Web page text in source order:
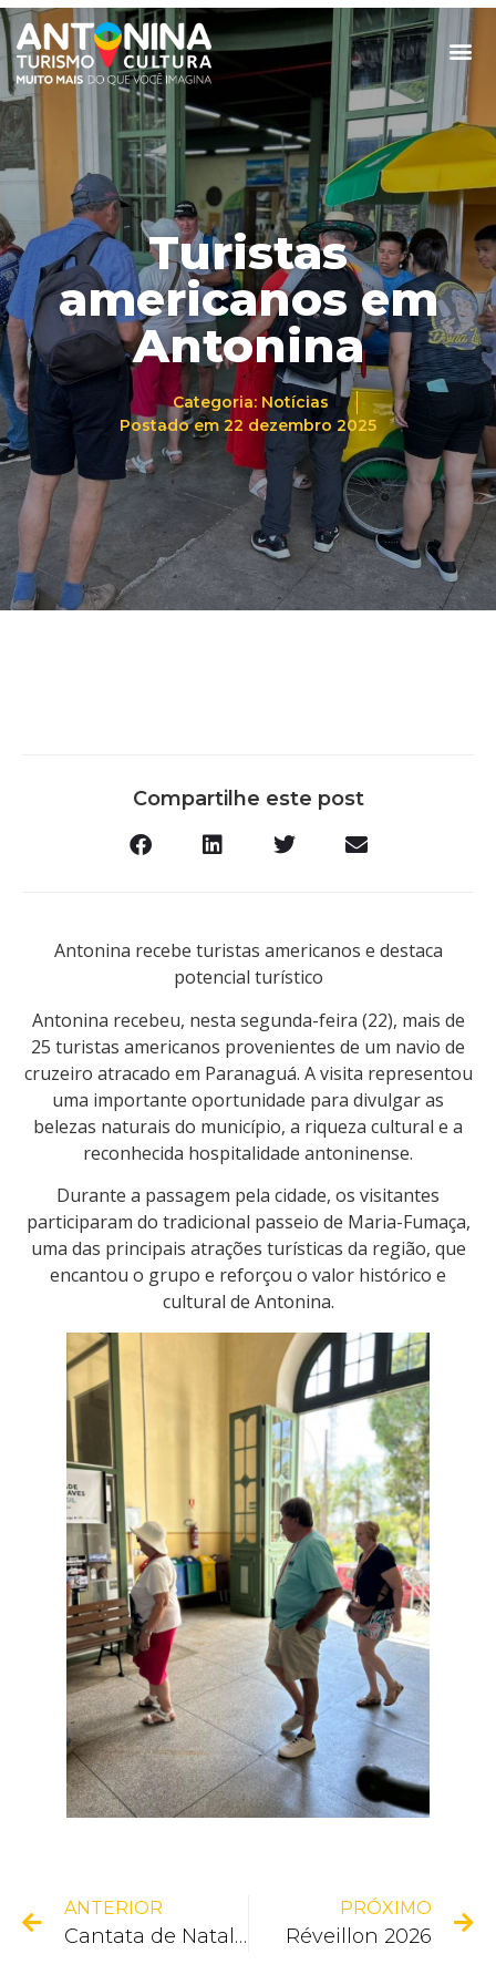
Turistas
americanos em
Antonina
Categoria: Notícias
Postado em 22 dezembro 2025
Compartilhe este post
Antonina recebe turistas americanos e destaca
potencial turístico
Antonina recebeu, nesta segunda-feira (22), mais de
25 turistas americanos provenientes de um navio de
cruzeiro atracado em Paranaguá. A visita representou
uma importante oportunidade para divulgar as
belezas naturais do município, a riqueza cultural e a
reconhecida hospitalidade antoninense.
Durante a passagem pela cidade, os visitantes
participaram do tradicional passeio de Maria-Fumaça,
uma das principais atrações turísticas da região, que
encantou o grupo e reforçou o valor histórico e
cultural de Antonina.
ANTERIOR
Cantata de Natal na Estação Ferroviária
PRÓXIMO
Réveillon 2026